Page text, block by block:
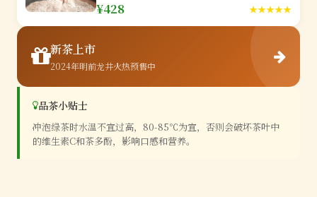
¥428 ★★★★★
新茶上市
2024年明前龙井火热预售中
品茶小贴士
冲泡绿茶时水温不宜过高，80-85℃为宜，否则会破坏茶叶中
的维生素C和茶多酚，影响口感和营养。